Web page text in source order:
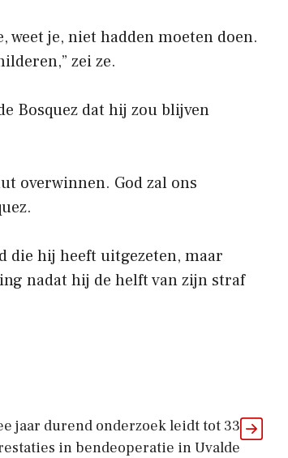
weet je, niet hadden moeten doen.
zei ze.
Bosquez dat hij zou blijven
overwinnen. God zal ons
hij heeft uitgezeten, maar
nadat hij de helft van zijn straf
jaar durend onderzoek leidt tot 33
in bendeoperatie in Uvalde